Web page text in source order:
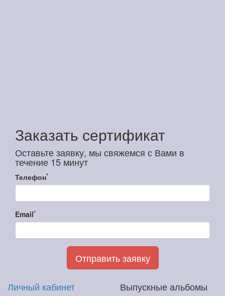
Заказать сертификат
Оставьте заявку, мы свяжемся с Вами в
течение 15 минут
Телефон*
Email*
Отправить заявку
Личный кабинет Выпускные альбомы